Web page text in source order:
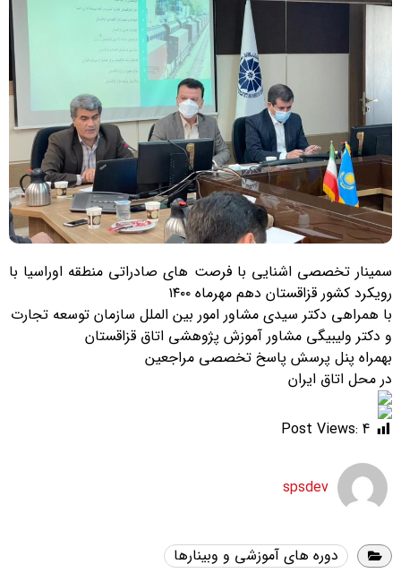
سمینار تخصصی اشنایی با فرصت های صادراتی منطقه اوراسیا با
رویکرد کشور قزاقستان دهم مهرماه ۱۴۰۰
با همراهی دکتر سیدی مشاور امور بین الملل سازمان توسعه تجارت
و دکتر ولیبیگی مشاور آموزش پژوهشی اتاق قزاقستان
بهمراه پنل پرسش پاسخ تخصصی مراجعین
در محل اتاق ایران
Post Views: 4
spsdev
دوره های آموزشی و وبینارها